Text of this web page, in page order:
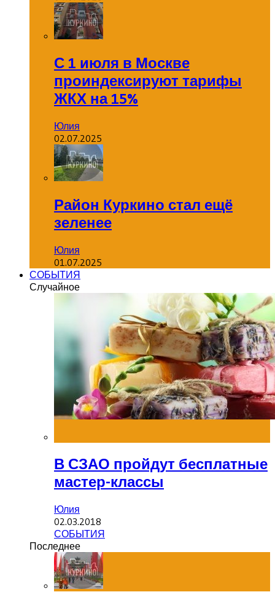
С 1 июля в Москве
проиндексируют тарифы
ЖКХ на 15%
Юлия
02.07.2025
Район Куркино стал ещё
зеленее
Юлия
01.07.2025
СОБЫТИЯ
Случайное
В СЗАО пройдут бесплатные
мастер-классы
Юлия
02.03.2018
СОБЫТИЯ
Последнее